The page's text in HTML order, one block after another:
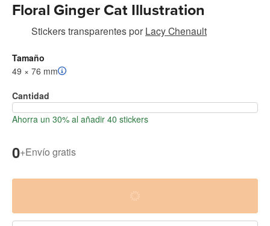
Floral Ginger Cat Illustration
Stickers transparentespor Lacy Chenault
Tamaño
49 × 76 mm
Cantidad
Ahorra un 30% al añadir 40 stickers
0+Envío gratis